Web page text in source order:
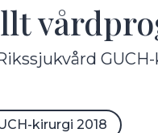
kirurgi 2018